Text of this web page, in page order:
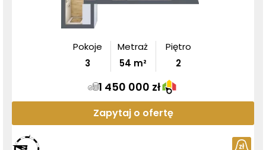
Pokoje
3
Metraż
54 m²
Piętro
2
1 450 000 zł
Zapytaj o ofertę